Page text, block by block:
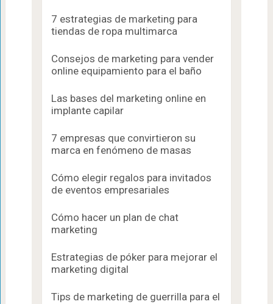
7 estrategias de marketing para
tiendas de ropa multimarca
Consejos de marketing para vender
online equipamiento para el baño
Las bases del marketing online en
implante capilar
7 empresas que convirtieron su
marca en fenómeno de masas
Cómo elegir regalos para invitados
de eventos empresariales
Cómo hacer un plan de chat
marketing
Estrategias de póker para mejorar el
marketing digital
Tips de marketing de guerrilla para el